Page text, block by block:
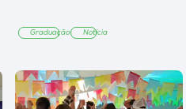
Graduação Notícia